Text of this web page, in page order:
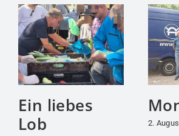
Ein liebes
Lob
2.